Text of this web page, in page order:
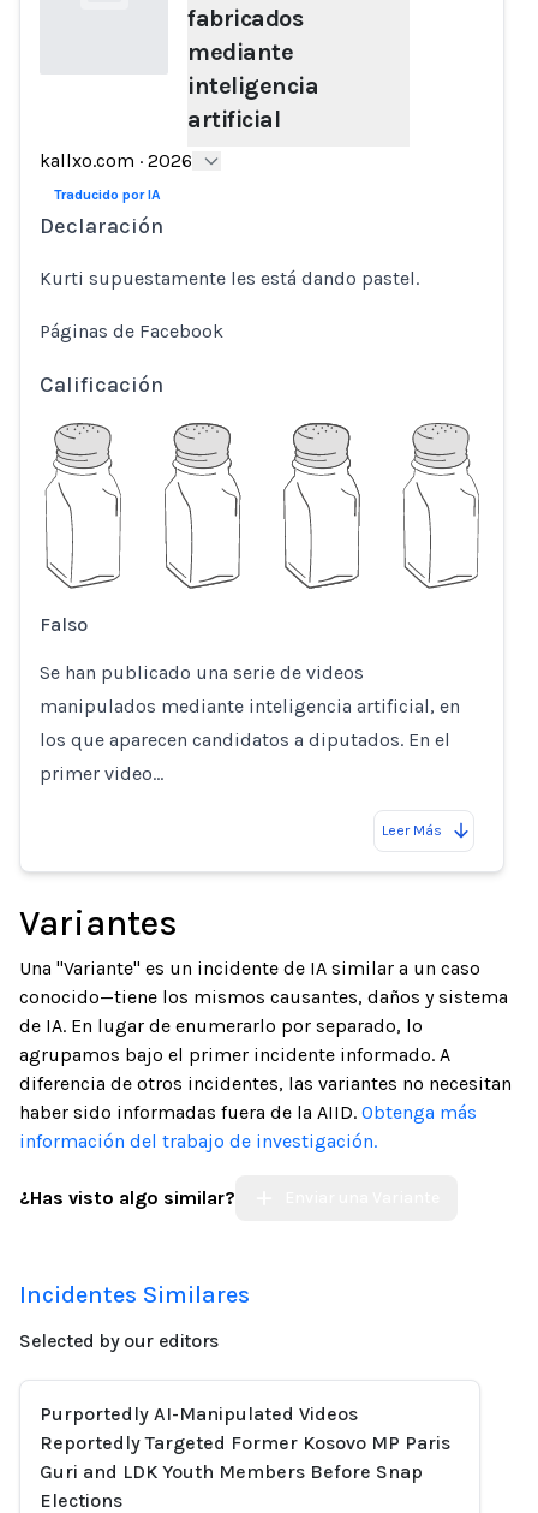
fabricados
mediante
inteligencia
artificial
kallxo.com · 2026
Traducido por IA
Declaración
Kurti supuestamente les está dando pastel.
Páginas de Facebook
Calificación
Falso
Se han publicado una serie de videos
manipulados mediante inteligencia artificial, en
los que aparecen candidatos a diputados. En el
primer video…
Leer Más
Variantes
Una "Variante" es un incidente de IA similar a un caso
conocido—tiene los mismos causantes, daños y sistema
de IA. En lugar de enumerarlo por separado, lo
agrupamos bajo el primer incidente informado. A
diferencia de otros incidentes, las variantes no necesitan
haber sido informadas fuera de la AIID. Obtenga más
información del trabajo de investigación.
¿Has visto algo similar?
Incidentes Similares
Selected by our editors
Purportedly AI-Manipulated Videos
Reportedly Targeted Former Kosovo MP Paris
Guri and LDK Youth Members Before Snap
Elections